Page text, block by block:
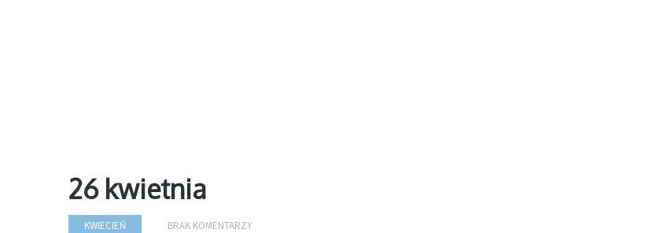
26 kwietnia
KWIECIEŃ BRAK KOMENTARZY